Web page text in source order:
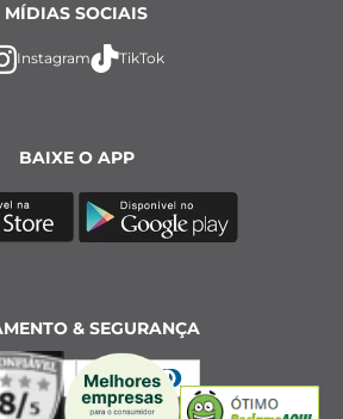
BAIXE O APP
MÍDIAS SOCIAIS
Instagram TikTok
& SEGURANÇA